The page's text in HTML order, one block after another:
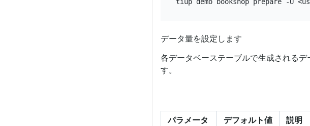
データ量を設定します
各データベーステーブルで生成される
す。
パラメータ デフォルト値 説明